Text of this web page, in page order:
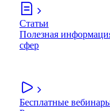
Статьи
Полезная
сфер
Бесплатные